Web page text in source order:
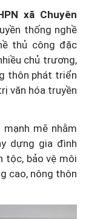
xã Chuyên
thống nghề
thủ công đặc
chủ trương,
thôn phát triển
văn hóa truyền
mẽ nhằm
dựng gia đình
tộc, bảo vệ môi
cao, nông thôn